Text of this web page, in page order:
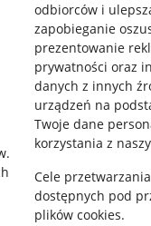
odbiorców i
zapobieganie
prezentowanie
prywatności oraz
danych z innych
urządzeń na
Twoje dane
korzystania z
Cele
dostępnych pod
plików cookies.
"cookies"